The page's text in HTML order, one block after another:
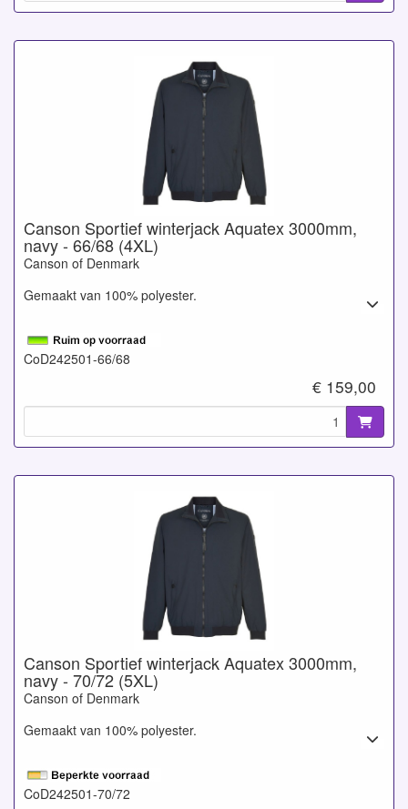
Canson Sportief winterjack Aquatex 3000mm,
navy - 66/68 (4XL)
Canson of Denmark
Gemaakt van 100% polyester.
CoD242501-66/68
€ 159,00
Canson Sportief winterjack Aquatex 3000mm,
navy - 70/72 (5XL)
Canson of Denmark
Gemaakt van 100% polyester.
CoD242501-70/72